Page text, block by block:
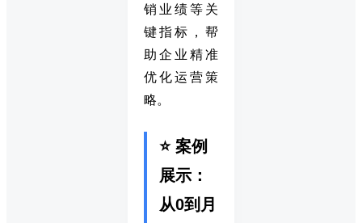
销业绩等关
键指标，帮
助企业精准
优化运营策
略。
⭐ 案例
展示：
从0到月